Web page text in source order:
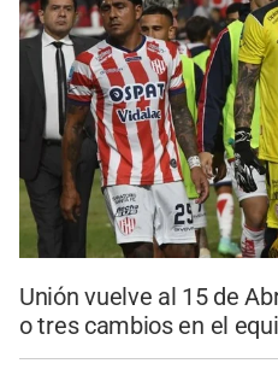
Unión vuelve al 15 de
o tres cambios en el